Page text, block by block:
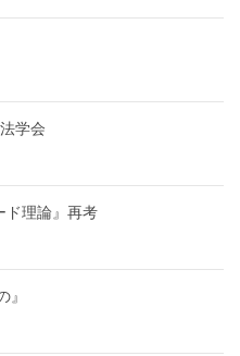
学会
ド理論』再考
』